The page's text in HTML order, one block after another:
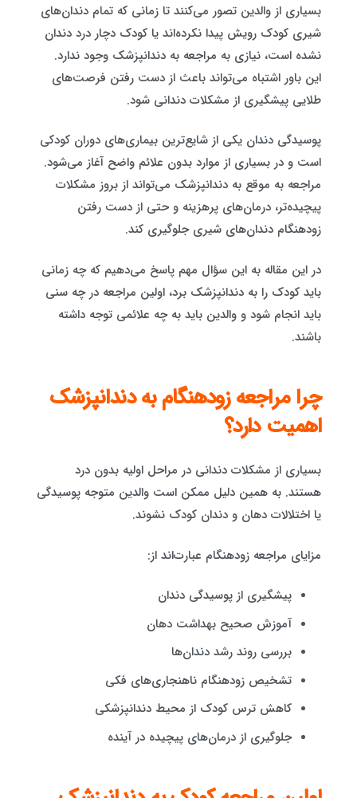
بسیاری از والدین تصور می‌کنند تا زمانی که تمام دندان‌های
شیری کودک رویش پیدا نکرده‌اند یا کودک دچار درد دندان
نشده است، نیازی به مراجعه به دندانپزشک وجود ندارد.
این باور اشتباه می‌تواند باعث از دست رفتن فرصت‌های
طلایی پیشگیری از مشکلات دندانی شود.
پوسیدگی دندان یکی از شایع‌ترین بیماری‌های دوران کودکی
است و در بسیاری از موارد بدون علائم واضح آغاز می‌شود.
مراجعه به موقع به دندانپزشک می‌تواند از بروز مشکلات
پیچیده‌تر، درمان‌های پرهزینه و حتی از دست رفتن
زودهنگام دندان‌های شیری جلوگیری کند.
در این مقاله به این سؤال مهم پاسخ می‌دهیم که چه زمانی
باید کودک را به دندانپزشک برد، اولین مراجعه در چه سنی
باید انجام شود و والدین باید به چه علائمی توجه داشته
باشند.
چرا مراجعه زودهنگام به دندانپزشک
اهمیت دارد؟
بسیاری از مشکلات دندانی در مراحل اولیه بدون درد
هستند. به همین دلیل ممکن است والدین متوجه پوسیدگی
یا اختلالات دهان و دندان کودک نشوند.
مزایای مراجعه زودهنگام عبارت‌اند از:
پیشگیری از پوسیدگی دندان
آموزش صحیح بهداشت دهان
بررسی روند رشد دندان‌ها
تشخیص زودهنگام ناهنجاری‌های فکی
کاهش ترس کودک از محیط دندانپزشکی
جلوگیری از درمان‌های پیچیده در آینده